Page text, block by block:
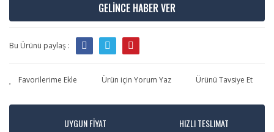
GELİNCE HABER VER
Bu Ürünü paylaş :
Ürün için Yorum Yaz Ürünü Tavsiye Et
UYGUN FİYAT HIZLI TESLIMAT